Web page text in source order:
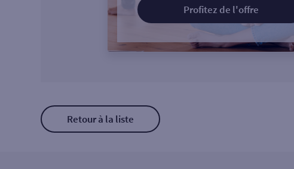
Profitez de l'offre
Retour à la liste